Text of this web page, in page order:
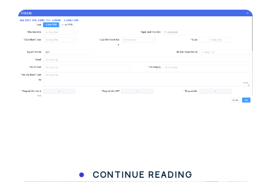
CONTINUE READING